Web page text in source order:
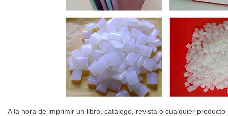
A la hora de imprimir un libro, catálogo, revista o cualquier